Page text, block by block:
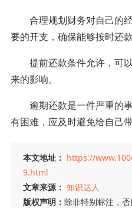
合理规划财务对自己的
要的开支，确保能够按时还款
提前还款条件允许，可
来的影响。
逾期还款是一件严重的
有困难，应及时避免给自己
本文地址： https://
9.html
文章来源： 知识达人
版权声明： 除非特别标注，